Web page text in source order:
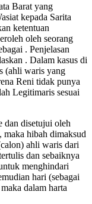
Barat yang
kepada Sarita
ketentuan
oleh seorang
. Penjelasan
. Dalam kasus di
(ahli waris yang
Reni tidak punya
Legitimaris sesuai
dan disetujui oleh
maka hibah dimaksud
ahli waris dari
dan sebaiknya
menghindari
hari (sebagai
dalam harta